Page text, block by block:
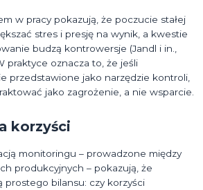
w pracy pokazują, że poczucie stałej
stres i presję na wynik, a kwestie
budzą kontrowersje (Jandl i in.,
praktyce oznacza to, że jeśli
przedstawione jako narzędzie kontroli,
jako zagrożenie, a nie wsparcie.
korzyści
monitoringu – prowadzone między
produkcyjnych – pokazują, że
prostego bilansu: czy korzyści